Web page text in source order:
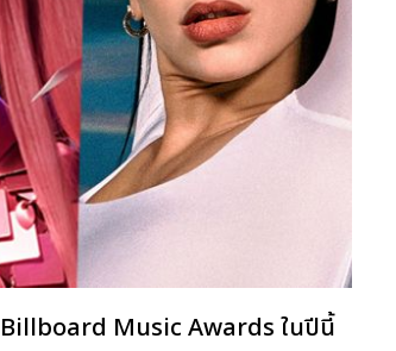
Billboard Music Awards ในปีนี้